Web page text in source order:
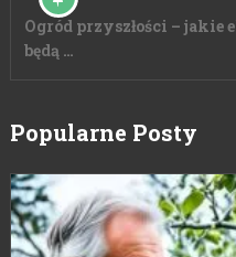
Ogród przyszłości –
będą …
Popularne Posty